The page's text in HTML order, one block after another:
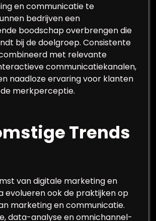
en communicatie te
bedrijven een
boodschap overbrengen die
bij de doelgroep. Consistente
met relevante
communicatiekanalen,
naadloze ervaring voor klanten
merkperceptie.
Trends
van digitale marketing en
evolueren ook de praktijken op
marketing en communicatie.
data-analyse en omnichannel-